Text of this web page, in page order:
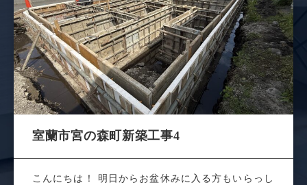
室蘭市宮の森町新築工事4
こんにちは！ 明日からお盆休みに入る方もいらっし